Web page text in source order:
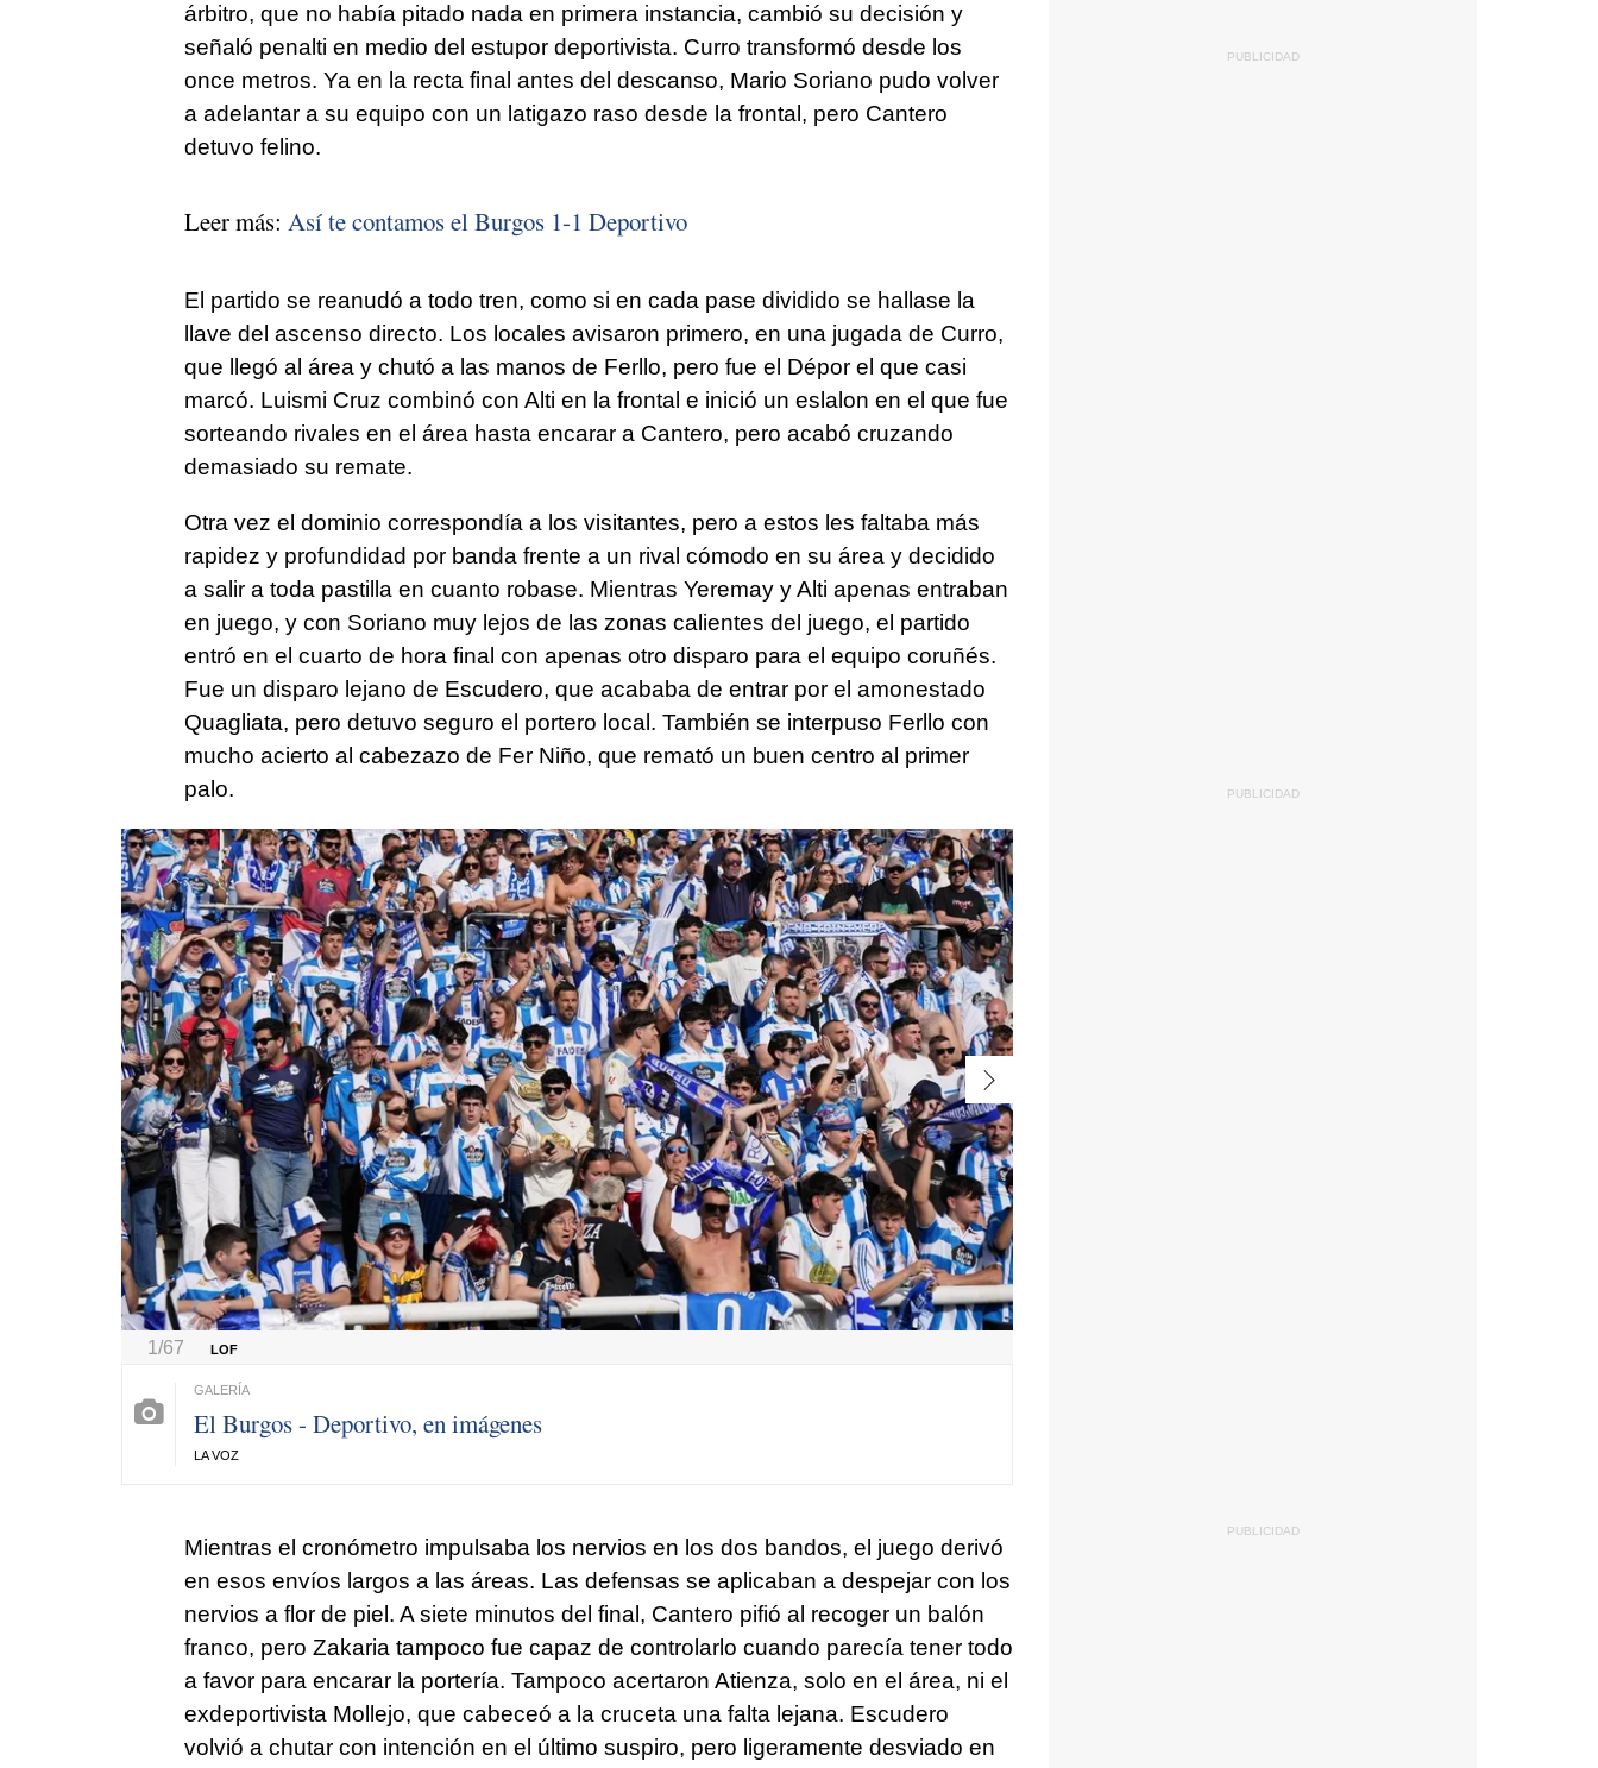
árbitro, que no había pitado nada en primera instancia, cambió su decisión y
señaló penalti en medio del estupor deportivista. Curro transformó desde los
once metros. Ya en la recta final antes del descanso, Mario Soriano pudo volver
a adelantar a su equipo con un latigazo raso desde la frontal, pero Cantero
detuvo felino.
Leer más: Así te contamos el Burgos 1-1 Deportivo
El partido se reanudó a todo tren, como si en cada pase dividido se hallase la
llave del ascenso directo. Los locales avisaron primero, en una jugada de Curro,
que llegó al área y chutó a las manos de Ferllo, pero fue el Dépor el que casi
marcó. Luismi Cruz combinó con Alti en la frontal e inició un eslalon en el que fue
sorteando rivales en el área hasta encarar a Cantero, pero acabó cruzando
demasiado su remate.
Otra vez el dominio correspondía a los visitantes, pero a estos les faltaba más
rapidez y profundidad por banda frente a un rival cómodo en su área y decidido
a salir a toda pastilla en cuanto robase. Mientras Yeremay y Alti apenas entraban
en juego, y con Soriano muy lejos de las zonas calientes del juego, el partido
entró en el cuarto de hora final con apenas otro disparo para el equipo coruñés.
Fue un disparo lejano de Escudero, que acababa de entrar por el amonestado
Quagliata, pero detuvo seguro el portero local. También se interpuso Ferllo con
mucho acierto al cabezazo de Fer Niño, que remató un buen centro al primer
palo.
1/67 LOF
El Burgos - Deportivo, en imágenes
LA VOZ
Mientras el cronómetro impulsaba los nervios en los dos bandos, el juego derivó
en esos envíos largos a las áreas. Las defensas se aplicaban a despejar con los
nervios a flor de piel. A siete minutos del final, Cantero pifió al recoger un balón
franco, pero Zakaria tampoco fue capaz de controlarlo cuando parecía tener todo
a favor para encarar la portería. Tampoco acertaron Atienza, solo en el área, ni el
exdeportivista Mollejo, que cabeceó a la cruceta una falta lejana. Escudero
volvió a chutar con intención en el último suspiro, pero ligeramente desviado en